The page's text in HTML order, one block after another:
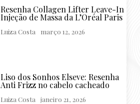
Resenha Collagen Lifter Leave-In
Injeção de Massa da L’Oréal Paris
Luiza Costa março 12, 2026
Liso dos Sonhos Elseve: Resenha
Anti Frizz no cabelo cacheado
Luiza Costa janeiro 21, 2026